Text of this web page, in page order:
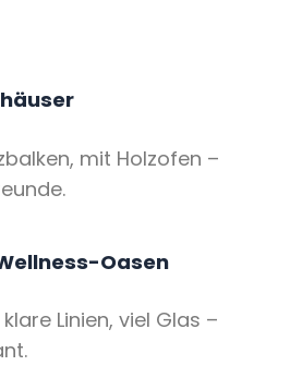
mit Holzofen –
Oasen
Linien, viel Glas –